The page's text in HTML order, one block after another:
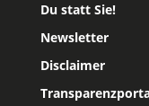
Du statt Sie!
Newsletter
Disclaimer